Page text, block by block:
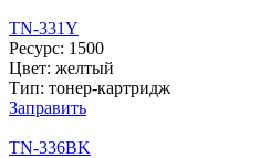
TN-331Y
Ресурс: 1500
Цвет: желтый
Тип: тонер-картридж
Заправить
TN-336BK